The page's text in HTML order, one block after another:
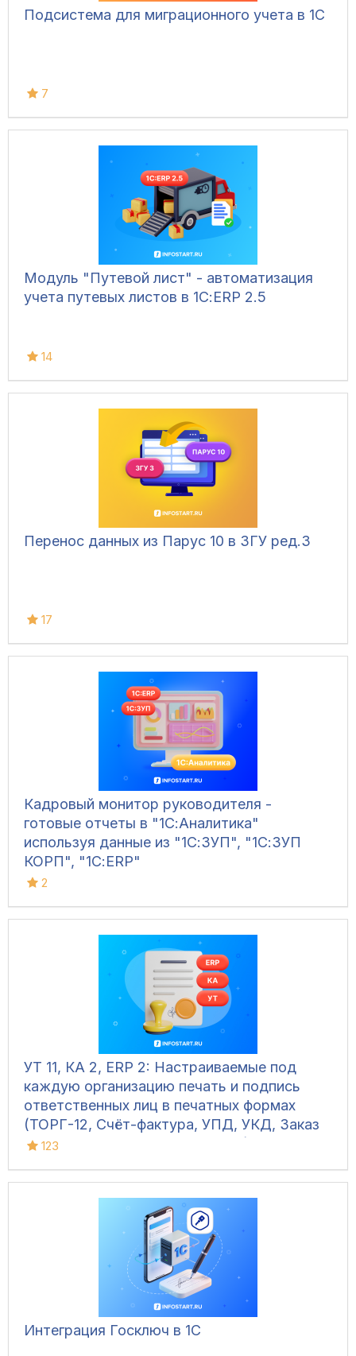
Подсистема для миграционного учета в 1С
7
Модуль "Путевой лист" - автоматизация
учета путевых листов в 1С:ERP 2.5
14
Перенос данных из Парус 10 в ЗГУ ред.3
17
Кадровый монитор руководителя -
готовые отчеты в "1С:Аналитика"
используя данные из "1С:ЗУП", "1С:ЗУП
КОРП", "1С:ERP"
2
УТ 11, КА 2, ERP 2: Настраиваемые под
каждую организацию печать и подпись
ответственных лиц в печатных формах
(ТОРГ-12, Счёт-фактура, УПД, УКД, Заказ
клиента, Акт сверки, М-15 и др.)
123
Интеграция Госключ в 1С